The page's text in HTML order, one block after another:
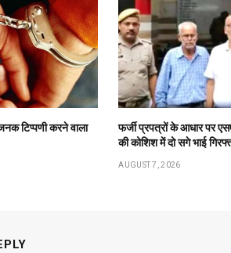
टिप्पणी करने वाला
फर्जी प्रपत्रों के आधार पर
की कोशिश में दो सगे भाई
AUGUST 7, 2026